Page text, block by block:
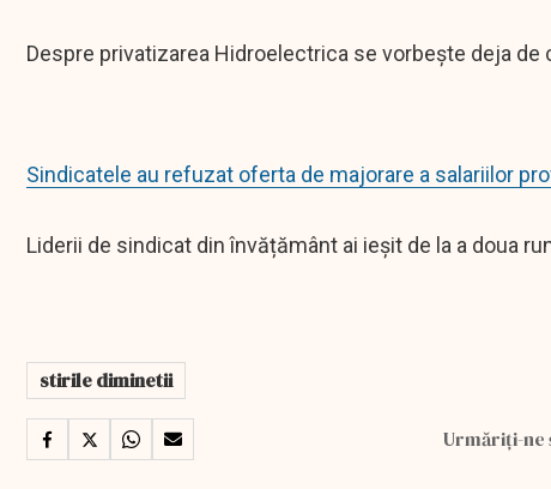
Despre privatizarea Hidroelectrica se vorbește deja de
Sindicatele au refuzat oferta de majorare a salariilor
Liderii de sindicat din învățământ ai ieșit de la a doua
stirile diminetii
Urmăriți-ne